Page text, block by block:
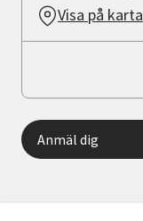
Visa på karta
Anmäl dig